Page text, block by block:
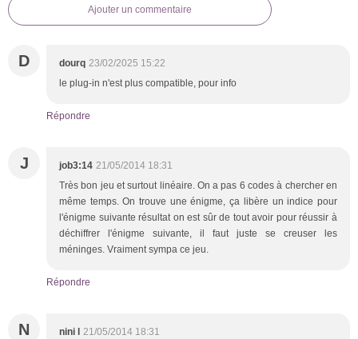
Ajouter un commentaire
D dourq 23/02/2025 15:22
le plug-in n'est plus compatible, pour info
Répondre
J job3:14 21/05/2014 18:31
Très bon jeu et surtout linéaire. On a pas 6 codes à chercher en
même temps. On trouve une énigme, ça libère un indice pour
l'énigme suivante résultat on est sûr de tout avoir pour réussir à
déchiffrer l'énigme suivante, il faut juste se creuser les
méninges. Vraiment sympa ce jeu.
Répondre
N nini l 21/05/2014 18:31